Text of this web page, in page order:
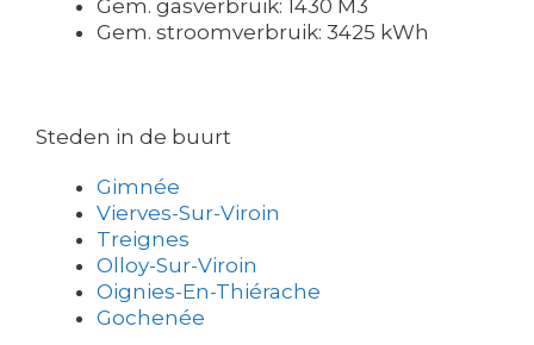
Gem. gasverbruik: 1430 M3
Gem. stroomverbruik: 3425 kWh
Steden in de buurt
Gimnée
Vierves-Sur-Viroin
Treignes
Olloy-Sur-Viroin
Oignies-En-Thiérache
Gochenée